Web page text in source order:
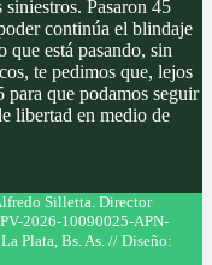
Pasaron 45
continúa el blindaje
que está pasando, sin
te pedimos que, lejos
que podamos seguir
libertad en medio de
Silletta. Director
2026-10090025-APN-
Plata, Bs. As. // Diseño: